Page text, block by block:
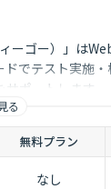
ーゴー）」は
でテスト実施
ポートします。
る
無料プラン
なし